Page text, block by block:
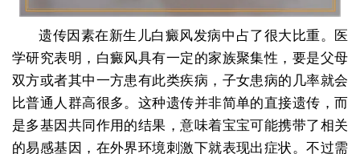
遗传因素在新生儿白癜风发病中占了很大比重。医
学研究表明，白癜风具有一定的家族聚集性，要是父母
双方或者其中一方患有此类疾病，子女患病的几率就会
比普通人群高很多。这种遗传并非简单的直接遗传，而
是多基因共同作用的结果，意味着宝宝可能携带了相关
的易感基因，在外界环境刺激下就表现出症状。不过需